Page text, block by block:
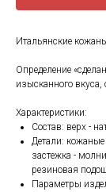
Итальянские
Определение
изысканного
Характеристики:
Состав: верх -
Детали:
застежка -
резиновая
Параметры